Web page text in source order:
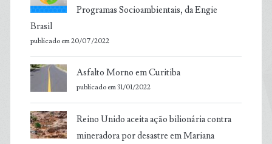
Programas Socioambientais, da Engie
Brasil
publicado em 20/07/2022
Asfalto Morno em Curitiba
publicado em 31/01/2022
Reino Unido aceita ação bilionária contra
mineradora por desastre em Mariana